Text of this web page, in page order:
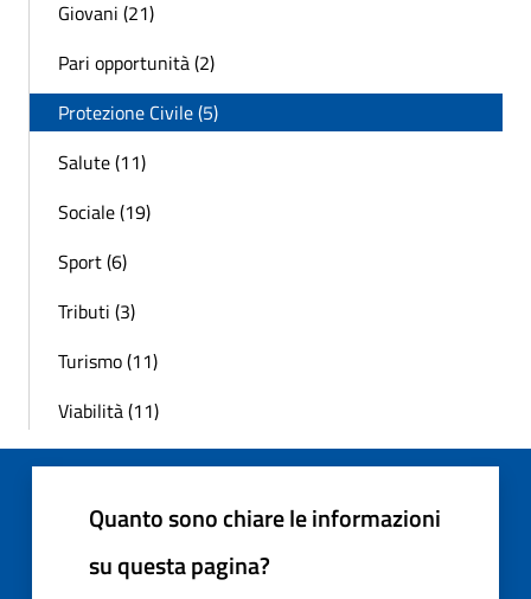
Giovani (21)
Pari opportunità (2)
Protezione Civile (5)
Salute (11)
Sociale (19)
Sport (6)
Tributi (3)
Turismo (11)
Viabilità (11)
Quanto sono chiare le informazioni
su questa pagina?